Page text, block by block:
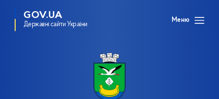
GOV.UA
Державні сайти України
Меню